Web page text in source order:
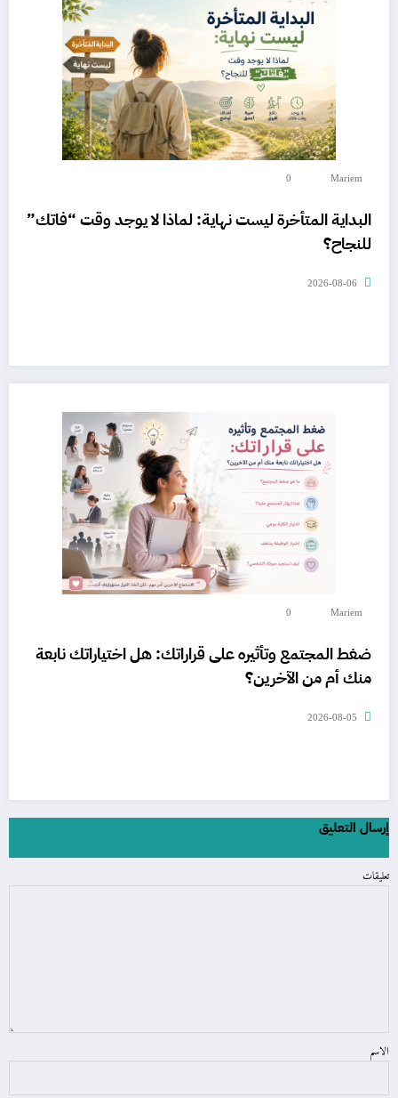
Mariem
0
البداية المتأخرة ليست نهاية: لماذا لا يوجد وقت “فاتك”
للنجاح؟
2026-08-06
Mariem
0
ضغط المجتمع وتأثيره على قراراتك: هل اختياراتك نابعة
منك أم من الآخرين؟
2026-08-05
إرسال التعليق
تعليقات
الاسم